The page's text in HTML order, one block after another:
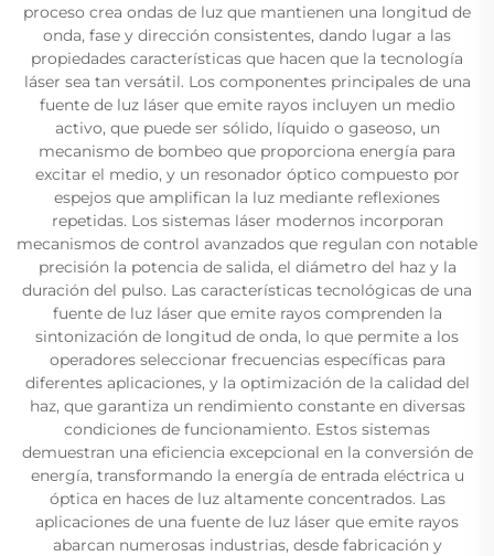
proceso crea ondas de luz que mantienen una longitud de
onda, fase y dirección consistentes, dando lugar a las
propiedades características que hacen que la tecnología
láser sea tan versátil. Los componentes principales de una
fuente de luz láser que emite rayos incluyen un medio
activo, que puede ser sólido, líquido o gaseoso, un
mecanismo de bombeo que proporciona energía para
excitar el medio, y un resonador óptico compuesto por
espejos que amplifican la luz mediante reflexiones
repetidas. Los sistemas láser modernos incorporan
mecanismos de control avanzados que regulan con notable
precisión la potencia de salida, el diámetro del haz y la
duración del pulso. Las características tecnológicas de una
fuente de luz láser que emite rayos comprenden la
sintonización de longitud de onda, lo que permite a los
operadores seleccionar frecuencias específicas para
diferentes aplicaciones, y la optimización de la calidad del
haz, que garantiza un rendimiento constante en diversas
condiciones de funcionamiento. Estos sistemas
demuestran una eficiencia excepcional en la conversión de
energía, transformando la energía de entrada eléctrica u
óptica en haces de luz altamente concentrados. Las
aplicaciones de una fuente de luz láser que emite rayos
abarcan numerosas industrias, desde fabricación y